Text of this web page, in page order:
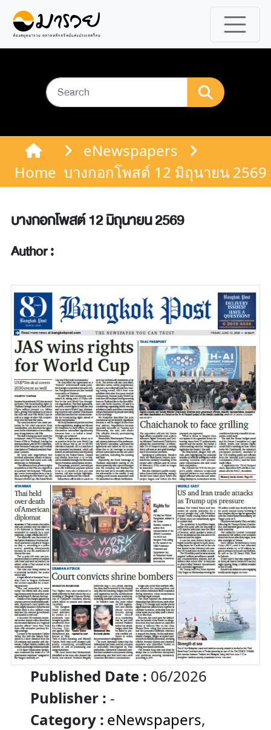
Home
eNewspapers
บางกอกโพสต์ 12 มิถุนายน 2569
บางกอกโพสต์ 12 มิถุนายน 2569
Author :
Published Date : 06/2026
Publisher : -
Category : eNewspapers,